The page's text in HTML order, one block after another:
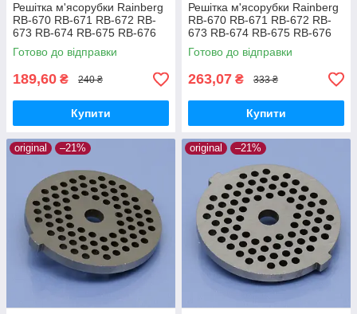
Решітка м'ясорубки Rainberg
RB-670 RB-671 RB-672 RB-
673 RB-674 RB-675 RB-676
RB-6303 RB-6304 RB-6305
котлетна середня
Готово до відправки
189,60 ₴ 240 ₴
Купити
Решітка м'ясорубки Rainberg
RB-670 RB-671 RB-672 RB-
673 RB-674 RB-675 RB-676
RB-6303 RB-6304 RB-6305
ковбасна
Готово до відправки
263,07 ₴ 333 ₴
Купити
original –21% original –21%